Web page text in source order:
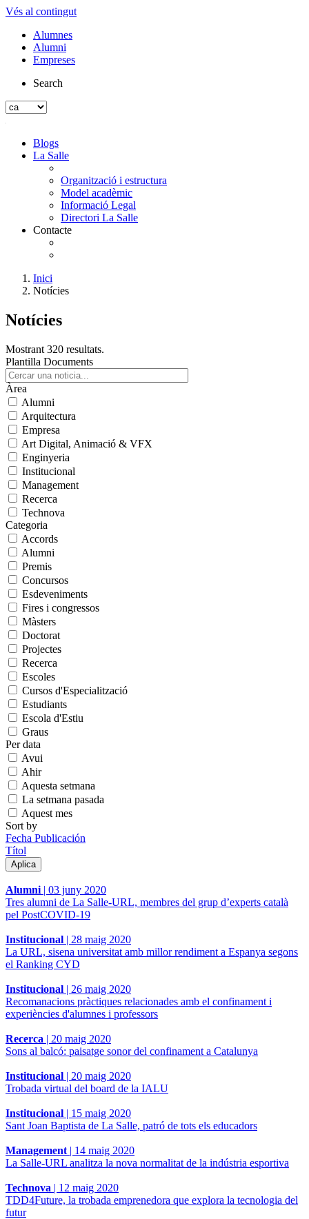
Vés al contingut
Alumnes
Alumni
Empreses
Search
Blogs
La Salle
Organització i estructura
Model acadèmic
Informació Legal
Directori La Salle
Contacte
Inici
Notícies
Notícies
Mostrant 320 resultats.
Plantilla Documents
Àrea
Alumni
Arquitectura
Empresa
Art Digital, Animació & VFX
Enginyeria
Institucional
Management
Recerca
Technova
Categoria
Accords
Alumni
Premis
Concursos
Esdeveniments
Fires i congressos
Màsters
Doctorat
Projectes
Recerca
Escoles
Cursos d'Especialització
Estudiants
Escola d'Estiu
Graus
Per data
Avui
Ahir
Aquesta setmana
La setmana pasada
Aquest mes
Sort by
Fecha Publicación
Títol
Alumni | 03 juny 2020
Tres alumni de La Salle-URL, membres del grup d’experts català
pel PostCOVID-19
Institucional | 28 maig 2020
La URL, sisena universitat amb millor rendiment a Espanya segons
el Ranking CYD
Institucional | 26 maig 2020
Recomanacions pràctiques relacionades amb el confinament i
experiències d'alumnes i professors
Recerca | 20 maig 2020
Sons al balcó: paisatge sonor del confinament a Catalunya
Institucional | 20 maig 2020
Trobada virtual del board de la IALU
Institucional | 15 maig 2020
Sant Joan Baptista de La Salle, patró de tots els educadors
Management | 14 maig 2020
La Salle-URL analitza la nova normalitat de la indústria esportiva
Technova | 12 maig 2020
TDD4Future, la trobada emprenedora que explora la tecnologia del
futur